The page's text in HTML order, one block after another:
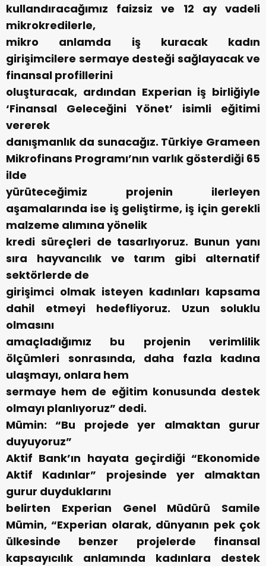
kullandıracağımız faizsiz ve 12 ay vadeli
mikrokredilerle,
mikro anlamda iş kuracak kadın
girişimcilere sermaye desteği sağlayacak ve
finansal profillerini
oluşturacak, ardından Experian iş birliğiyle
‘Finansal Geleceğini Yönet’ isimli eğitimi
vererek
danışmanlık da sunacağız. Türkiye Grameen
Mikrofinans Programı’nın varlık gösterdiği 65
ilde
yürüteceğimiz projenin ilerleyen
aşamalarında ise iş geliştirme, iş için gerekli
malzeme alımına yönelik
kredi süreçleri de tasarlıyoruz. Bunun yanı
sıra hayvancılık ve tarım gibi alternatif
sektörlerde de
girişimci olmak isteyen kadınları kapsama
dahil etmeyi hedefliyoruz. Uzun soluklu
olmasını
amaçladığımız bu projenin verimlilik
ölçümleri sonrasında, daha fazla kadına
ulaşmayı, onlara hem
sermaye hem de eğitim konusunda destek
olmayı planlıyoruz” dedi.
Mümin: “Bu projede yer almaktan gurur
duyuyoruz”
Aktif Bank’ın hayata geçirdiği “Ekonomide
Aktif Kadınlar” projesinde yer almaktan
gurur duyduklarını
belirten Experian Genel Müdürü Samile
Mümin, “Experian olarak, dünyanın pek çok
ülkesinde benzer projelerde finansal
kapsayıcılık anlamında kadınlara destek